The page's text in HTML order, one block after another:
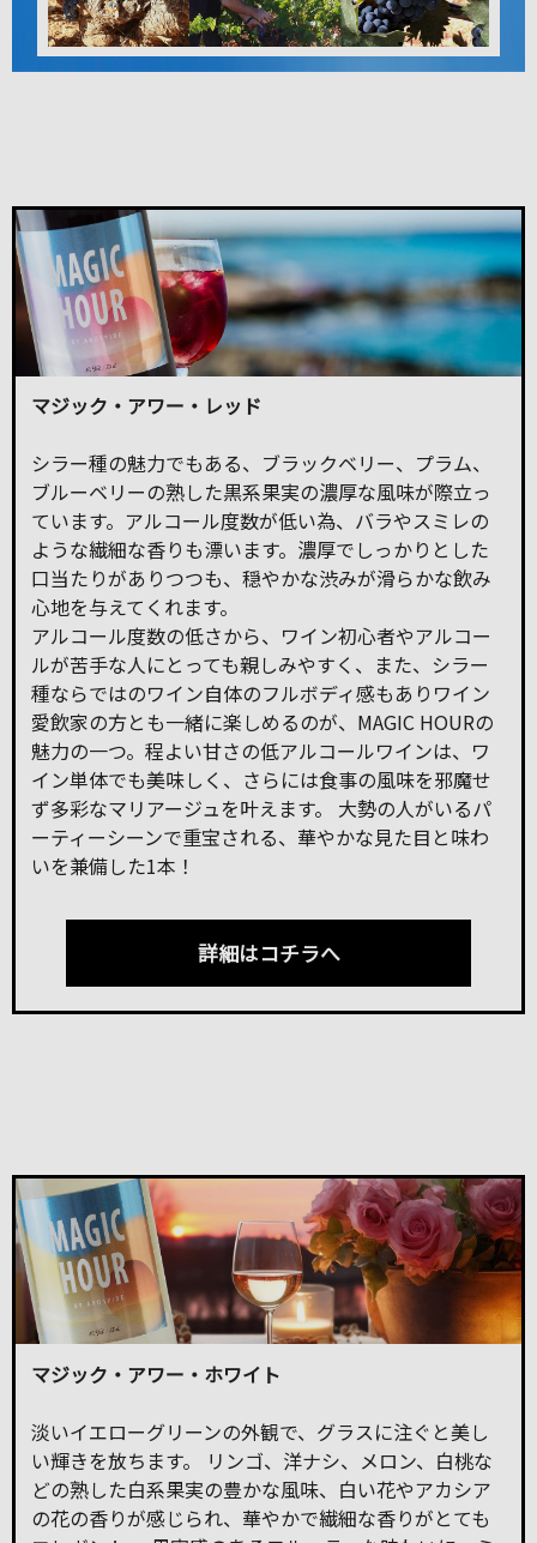
マジック・アワー・レッド
シラー種の魅力でもある、ブラックベリー、プラム、
ブルーベリーの熟した黒系果実の濃厚な風味が際立っ
ています。アルコール度数が低い為、バラやスミレの
ような繊細な香りも漂います。濃厚でしっかりとした
口当たりがありつつも、穏やかな渋みが滑らかな飲み
心地を与えてくれます。
アルコール度数の低さから、ワイン初心者やアルコー
ルが苦手な人にとっても親しみやすく、また、シラー
種ならではのワイン自体のフルボディ感もありワイン
愛飲家の方とも一緒に楽しめるのが、MAGIC HOURの
魅力の一つ。程よい甘さの低アルコールワインは、ワ
イン単体でも美味しく、さらには食事の風味を邪魔せ
ず多彩なマリアージュを叶えます。 大勢の人がいるパ
ーティーシーンで重宝される、華やかな見た目と味わ
いを兼備した1本！
詳細はコチラへ
マジック・アワー・ホワイト
淡いイエローグリーンの外観で、グラスに注ぐと美し
い輝きを放ちます。 リンゴ、洋ナシ、メロン、白桃な
どの熟した白系果実の豊かな風味、白い花やアカシア
の花の香りが感じられ、華やかで繊細な香りがとても